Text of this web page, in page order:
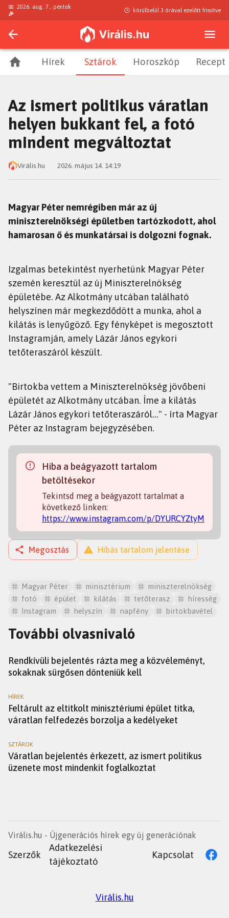
📅 2026. aug. 7., péntek
🎉
🕒 körülbelül 3 órával ezelőtt frissítve
Hírek Sztárok Horoszkóp Recept
Az ismert politikus váratlan
helyen bukkant fel, a fotó
mindent megváltoztat
Virális.hu 2026. május 14. 14:19
Magyar Péter nemrégiben már az új
miniszterelnökségi épületben tartózkodott, ahol
hamarosan ő és munkatársai is dolgozni fognak.
Izgalmas betekintést nyerhetünk Magyar Péter
szemén keresztül az új Miniszterelnökség
épületébe. Az Alkotmány utcában található
helyszínen már megkezdődött a munka, ahol a
kilátás is lenyűgöző. Egy fényképet is megosztott
Instagramján, amely Lázár János egykori
tetőteraszáról készült.
"Birtokba vettem a Miniszterelnökség jövőbeni
épületét az Alkotmány utcában. Íme a kilátás
Lázár János egykori tetőteraszáról…" - írta Magyar
Péter az Instagram bejegyzésében.
Hiba a beágyazott tartalom
betöltésekor
Tekintsd meg a beágyazott tartalmat a
következő linken:
https://www.instagram.com/p/DYURCYZtyMt/
Megosztás Hibás tartalom jelentése
Magyar Péter minisztérium
miniszterelnökség
fotó
épület kilátás tetőterasz
híresség
Instagram
helyszín napfény birtokbavétel
További olvasnivaló
Rendkívüli bejelentés rázta meg a közvéleményt,
sokaknak sürgősen dönteniük kell
HÍREK
Feltárult az eltitkolt minisztériumi épület titka,
váratlan felfedezés borzolja a kedélyeket
SZTÁROK
Váratlan bejelentés érkezett, az ismert politikus
üzenete most mindenkit foglalkoztat
Virális.hu - Újgenerációs hírek egy új generációnak
Szerzők
Adatkezelési
tájékoztató
Kapcsolat
Virális.hu